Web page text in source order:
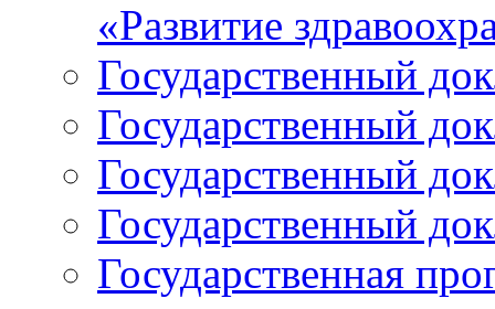
«Развитие
Государственный
Государственный
Государственный
Государственный
Государственная